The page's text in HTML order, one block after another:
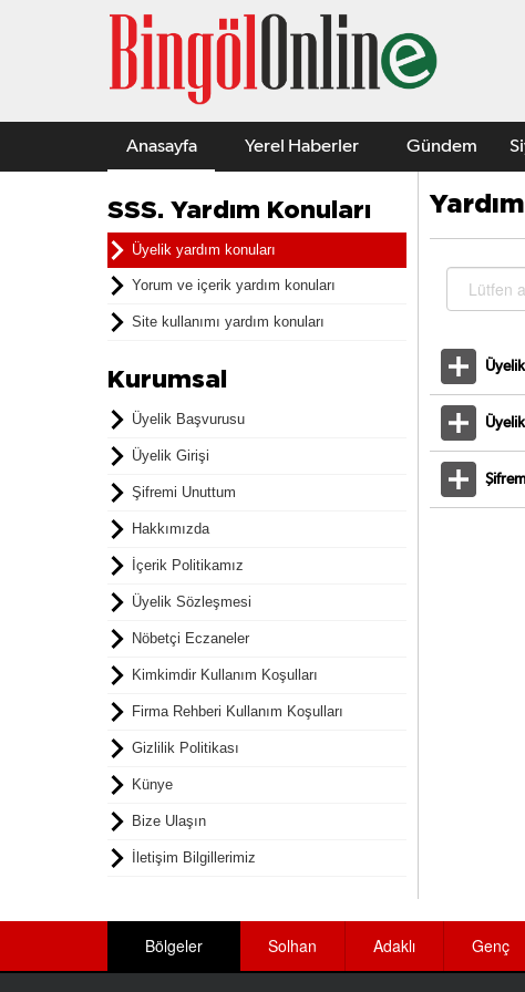
Anasayfa Yerel Haberler Gündem
SSS. Yardım Konuları
Üyelik yardım konuları
Yorum ve içerik yardım konuları
Site kullanımı yardım konuları
Kurumsal
Üyelik Başvurusu
Üyelik Girişi
Şifremi Unuttum
Hakkımızda
İçerik Politikamız
Üyelik Sözleşmesi
Nöbetçi Eczaneler
Kimkimdir Kullanım Koşulları
Firma Rehberi Kullanım Koşulları
Gizlilik Politikası
Künye
Bize Ulaşın
İletişim Bilgillerimiz
Bölgeler Solhan Adaklı Genç